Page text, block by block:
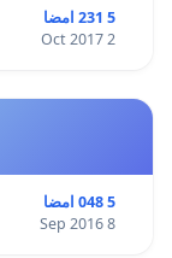
5 231 امضا
2 Oct 2017
5 048 امضا
8 Sep 2016